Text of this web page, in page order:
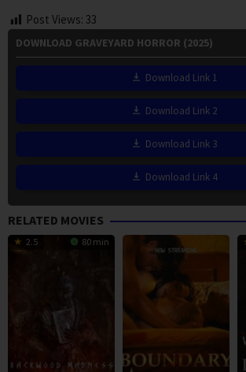
Post Views: 33
DOWNLOAD GRAVEYARD HORROR (2025)
Download Link 1
Download Link 2
Download Link 3
Download Link 4
RELATED MOVIES
2.5 80 min